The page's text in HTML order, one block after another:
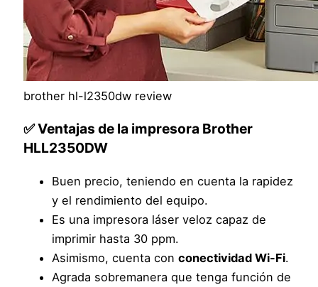
brother hl-l2350dw review
✅ Ventajas de la impresora Brother
HLL2350DW
Buen precio, teniendo en cuenta la rapidez
y el rendimiento del equipo.
Es una impresora láser veloz capaz de
imprimir hasta 30 ppm.
Asimismo, cuenta conconectividad Wi-Fi.
Agrada sobremanera que tenga función de